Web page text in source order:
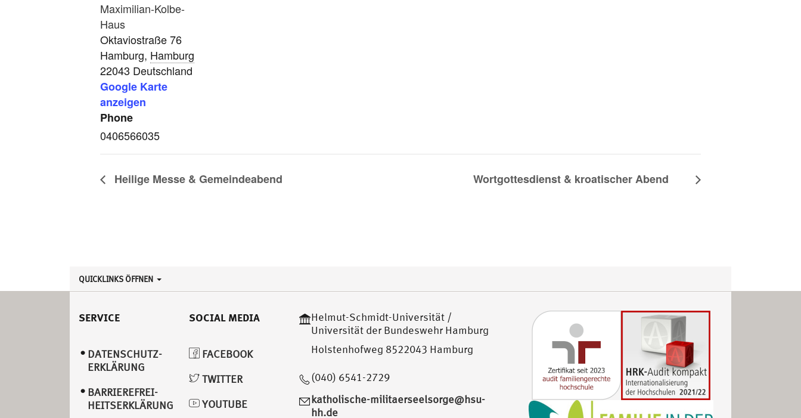
Maximilian-Kolbe-
Haus
Oktaviostraße 76
Hamburg, Hamburg
22043 Deutschland
Google Karte
anzeigen
Phone
0406566035
Heilige Messe & Gemeindeabend Wortgottesdienst & kroatischer Abend
QUICKLINKS ÖFFNEN
SERVICE
DATENSCHUTZ­
ERKLÄRUNG
BARRIEREFREI­
HEITSERKLÄRUNG
SOCIAL MEDIA
FACEBOOK
TWITTER
YOUTUBE
Helmut-Schmidt-Universität /
Universität der Bundeswehr Hamburg
Holstenhofweg 8522043 Hamburg
(040) 6541-2729
katholische-militaerseelsorge@hsu-
hh.de